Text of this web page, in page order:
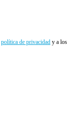
política de privacidad y a los